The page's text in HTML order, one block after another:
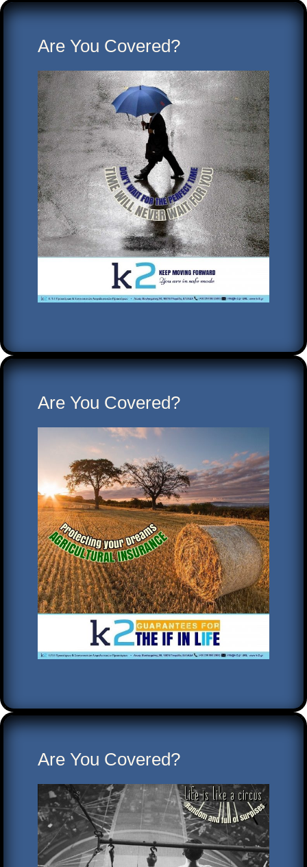
Are You Covered?
Are You Covered?
Are You Covered?